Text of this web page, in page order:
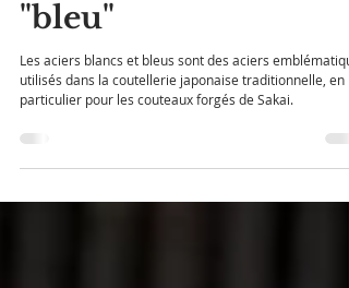
acier "blanc" et acier
"bleu"
Les aciers blancs et bleus sont des aciers
particulier pour les couteaux forgés de Sakai.